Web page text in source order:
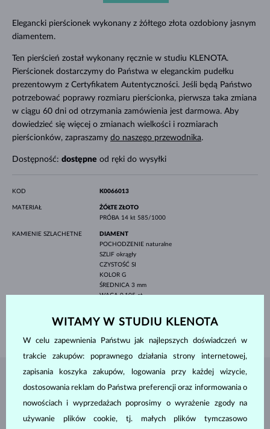
Elegancki pierścionek wykonany z żółtego złota ozdobiony jasnym
diamentem.
Ten pierścień został wykonany ręcznie w studiu KLENOTA.
Pierścionek dostarczymy do Państwa w eleganckim pudełku
prezentowym z Certyfikatem Autentyczności. Jeśli będą Państwo
potrzebować poprawy rozmiaru pierścionka, pierwsza taka zmiana
w ciągu 60 dni od otrzymania zamówienia jest darmowa. Aby
dowiedzieć się więcej o zmianach wielkości i rozmiarach
pierścionków, zapraszamy do naszego przewodnika.
Dostępność: dostępne od ręki do wysyłki
KOD K0066013
MATERIAŁ
ŻÓŁTE ZŁOTO
PRÓBA 14 kt 585/1000
KAMIENIE SZLACHETNE
DIAMENT
POCHODZENIE naturalne
SZLIF okrągły
CZYSTOŚĆ SI
KOLOR G
ŚREDNICA 3 mm
WAGA0.105 ct
BIŻUTERIA ZATELIER KLENOTA
WITAMY W STUDIU KLENOTA
W celu zapewnienia Państwu jak najlepszych doświadczeń w
trakcie zakupów: poprawnego działania strony internetowej,
zapisania koszyka zakupów, logowania przy każdej wizycie,
dostosowania reklam do Państwa preferencji oraz informowania o
nowościach i wyprzedażach poprosimy o wyrażenie zgody na
używanie plików cookie, tj. małych plików tymczasowo